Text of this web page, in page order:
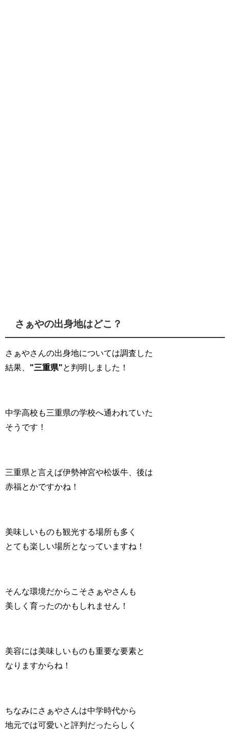
さぁやの出身地はどこ？
さぁやさんの出身地については調査した
結果、 "三重県"と判明しました！
中学高校も三重県の学校へ通われていた
そうです！
三重県と言えば伊勢神宮や松坂牛、後は
赤福とかですかね！
美味しいものも観光する場所も多く
とても楽しい場所となっていますね！
そんな環境だからこそさぁやさんも
美しく育ったのかもしれません！
美容には美味しいものも重要な要素と
なりますからね！
ちなみにさぁやさんは中学時代から
地元では可愛いと評判だったらしく